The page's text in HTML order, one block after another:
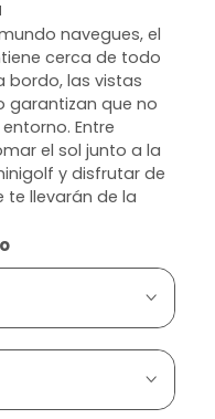
navegues, el
cerca de todo
bordo, las vistas
garantizan que no
Entre
el sol junto a la
y disfrutar de
te llevarán de la